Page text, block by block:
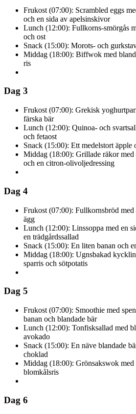
Frukost (07:00): Scrambled eggs
och en sida av apelsinskivor
Lunch (12:00): Fullkorns-smörgås
och ost
Snack (15:00): Morots- och
Middag (18:00): Biffwok med
ris
Dag 3
Frukost (07:00): Grekisk
färska bär
Lunch (12:00): Quinoa- och
och fetaost
Snack (15:00): Ett medelstort äpple
Middag (18:00): Grillade räkor med
och en citron-olivoljedressing
Dag 4
Frukost (07:00): Fullkornsbröd med
ägg
Lunch (12:00): Linssoppa med en
en trädgårdssallad
Snack (15:00): En liten banan och
Middag (18:00): Ugnsbakad
sparris och sötpotatis
Dag 5
Frukost (07:00): Smoothie med
banan och blandade bär
Lunch (12:00): Tonfisksallad med
avokado
Snack (15:00): En näve blandade
choklad
Middag (18:00): Grönsakswok med
blomkålsris
Dag 6